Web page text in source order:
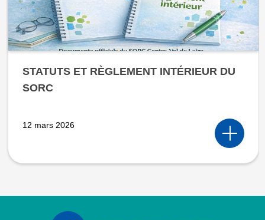
STATUTS ET RÈGLEMENT INTÉRIEUR DU
SORC
12 mars 2026